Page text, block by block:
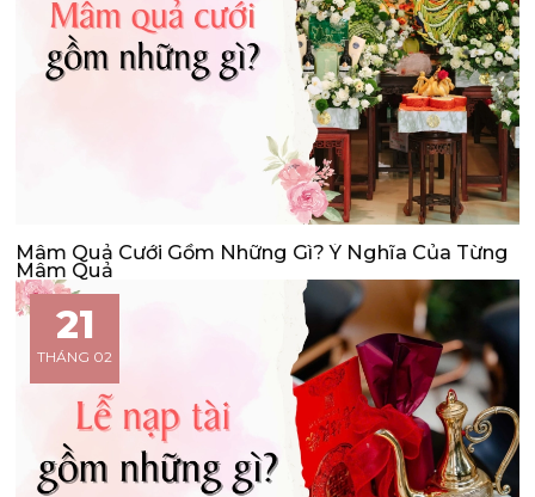
Mâm Quả Cưới Gồm Những Gì? Ý Nghĩa Của Từng
Mâm Quả
21
THÁNG 02